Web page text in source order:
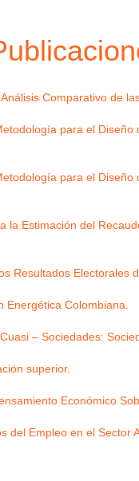
Comparativo de
para el
para el
la Estimación del
Resultados Electorales
Colombiana.
– Sociedades:
superior.
Económico
del Empleo en el Sector